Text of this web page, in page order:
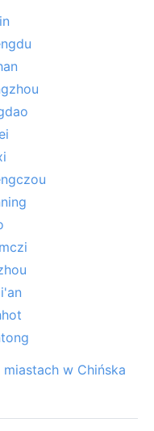
rzeki. Latem, mimo
nie zna
wiatr i suchy
w Chińska